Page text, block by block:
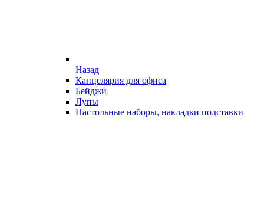
Назад
Канцелярия для офиса
Бейджи
Лупы
Настольные наборы, накладки подставки